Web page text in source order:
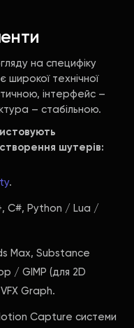
на специфіку
технічної
інтерфейс –
– стабільною.
шутерів:
.
C#, Python / Lua /
Max, Substance
/ GIMP (для 2D
Graph.
Capture системи